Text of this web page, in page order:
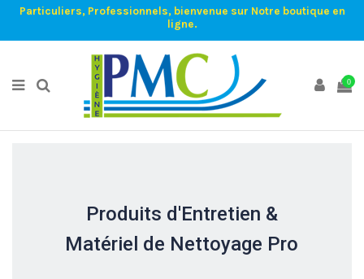
Particuliers, Professionnels, bienvenue sur Notre boutique en
ligne.
0
Produits d'Entretien &
Matériel de Nettoyage Pro